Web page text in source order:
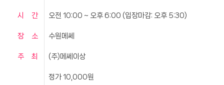
시 간 오전 10:00 ~ 오후 6:00 (입장마감: 오후 5:30)
장 소 수원메쎄
주 최 (주)메쎄이상
정가 10,000원